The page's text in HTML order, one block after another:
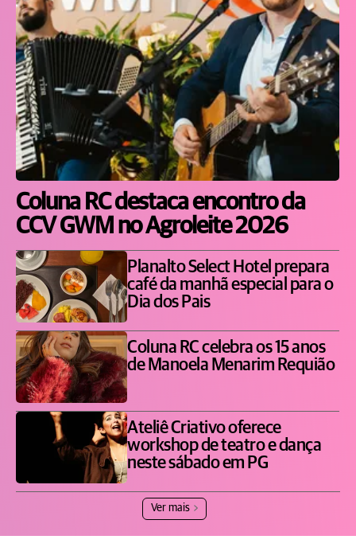
Coluna RC destaca encontro da
CCV GWM no Agroleite 2026
Planalto Select Hotel prepara
café da manhã especial para o
Dia dos Pais
Coluna RC celebra os 15 anos
de Manoela Menarim Requião
Ateliê Criativo oferece
workshop de teatro e dança
neste sábado em PG
Ver mais